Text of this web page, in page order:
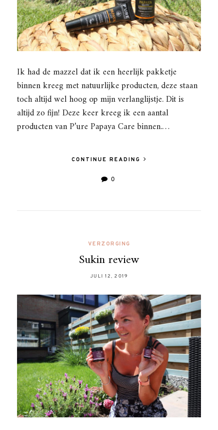
Ik had de mazzel dat ik een heerlijk pakketje
binnen kreeg met natuurlijke producten, deze staan
toch altijd wel hoog op mijn verlanglijstje. Dit is
altijd zo fijn! Deze keer kreeg ik een aantal
producten van P’ure Papaya Care binnen.…
CONTINUE READING
0
VERZORGING
Sukin review
JULI 12, 2019